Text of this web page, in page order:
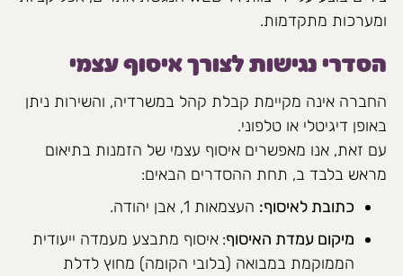
ומערכות מתקדמות.
הסדרי נגישות לצורך איסוף עצמי
החברה אינה מקיימת קבלת קהל במשרדיה, והשירות ניתן
באופן דיגיטלי או טלפוני.
עם זאת, אנו מאפשרים איסוף עצמי של הזמנות בתיאום
מראש בלבד ב, תחת ההסדרים הבאים:
כתובת לאיסוף: העצמאות 1, אבן יהודה.
מיקום עמדת האיסוף: איסוף מתבצע מעמדה ייעודית
הממוקמת במבואה (בלובי הקומה) מחוץ לדלת